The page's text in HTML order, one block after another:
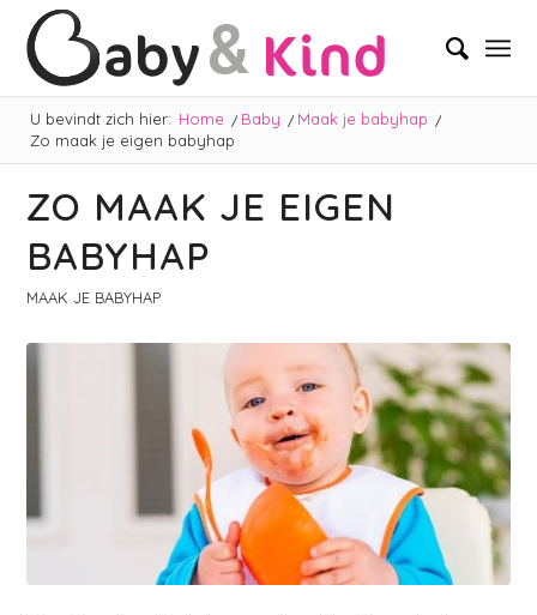
U bevindt zich hier: Home / Baby / Maak je babyhap /
Zo maak je eigen babyhap
ZO MAAK JE EIGEN
BABYHAP
MAAK JE BABYHAP